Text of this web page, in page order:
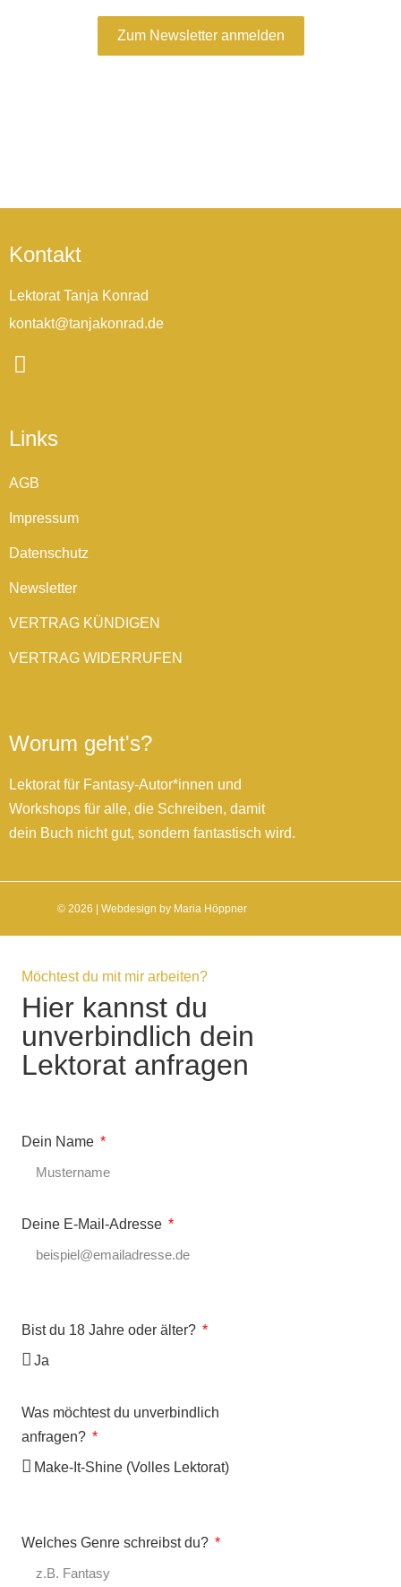
Zum Newsletter anmelden
Kontakt
Lektorat Tanja Konrad
kontakt@tanjakonrad.de
Links
AGB
Impressum
Datenschutz
Newsletter
VERTRAG KÜNDIGEN
VERTRAG WIDERRUFEN
Worum geht's?
Lektorat für Fantasy-Autor*innen und
Workshops für alle, die Schreiben, damit
dein Buch nicht gut, sondern fantastisch wird.
© 2026 | Webdesign by Maria Höppner
Möchtest du mit mir arbeiten?
Hier kannst du
unverbindlich dein
Lektorat anfragen
Dein Name
Deine E-Mail-Adresse
Bist du 18 Jahre oder älter?
Was möchtest du unverbindlich
anfragen?
Welches Genre schreibst du?